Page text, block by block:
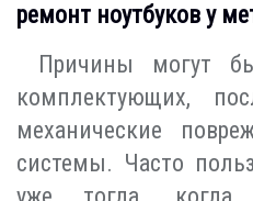
ремонт ноутбуков у
Причины могут
комплектующих,
механические
системы. Часто